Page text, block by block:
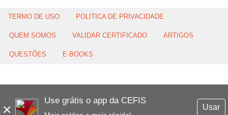
×
Use grátis o app da CEFIS
Usar
TERMO DE USO POLITICA DE PRIVACIDADE
QUEM SOMOS VALIDAR CERTIFICADO ARTIGOS
QUESTÕES E-BOOKS